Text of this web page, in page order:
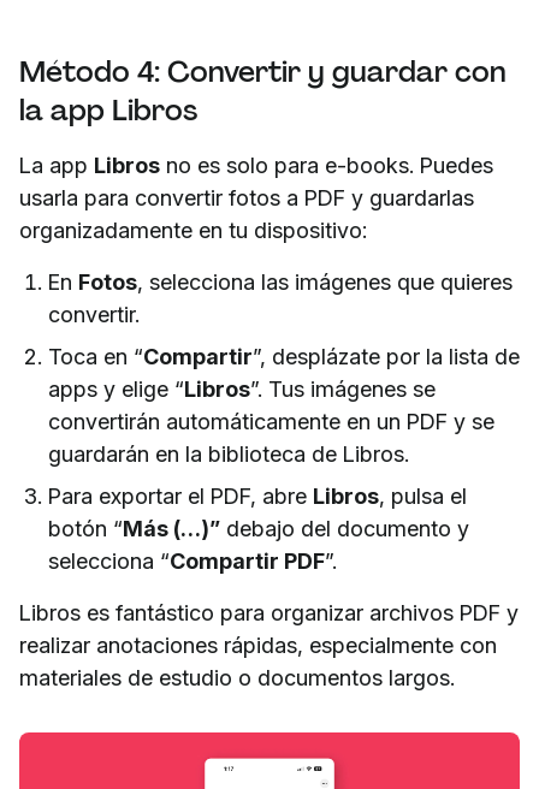
Método 4: Convertir y guardar con
la app Libros
La app Libros no es solo para e-books. Puedes
usarla para convertir fotos a PDF y guardarlas
organizadamente en tu dispositivo:
En Fotos, selecciona las imágenes que quieres
convertir.
Toca en “Compartir”, desplázate por la lista de
apps y elige “Libros”. Tus imágenes se
convertirán automáticamente en un PDF y se
guardarán en la biblioteca de Libros.
Para exportar el PDF, abre Libros, pulsa el
botón “Más (…)” debajo del documento y
selecciona “Compartir PDF”.
Libros es fantástico para organizar archivos PDF y
realizar anotaciones rápidas, especialmente con
materiales de estudio o documentos largos.